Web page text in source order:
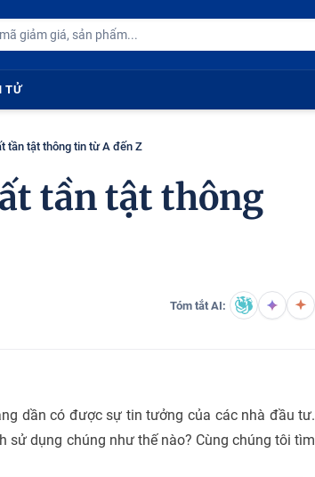
TỬ
tần tật thông tin từ A đến Z
tần tật thông
Tóm tắt AI:
dần có được sự tin tưởng của các nhà đầu tư.
sử dụng chúng như thế nào? Cùng chúng tôi tìm